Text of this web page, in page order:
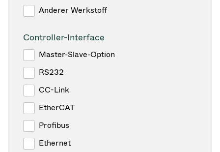
Anderer Werkstoff
Controller-Interface
Master-Slave-Option
RS232
CC-Link
EtherCAT
Profibus
Ethernet